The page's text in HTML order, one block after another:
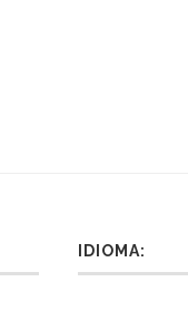
IDIOMA: